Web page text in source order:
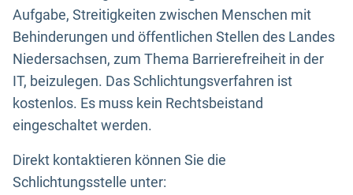
Aufgabe, Streitigkeiten zwischen Menschen mit
Behinderungen und öffentlichen Stellen des Landes
Niedersachsen, zum Thema Barrierefreiheit in der
IT, beizulegen. Das Schlichtungsverfahren ist
kostenlos. Es muss kein Rechtsbeistand
eingeschaltet werden.
Direkt kontaktieren können Sie die
Schlichtungsstelle unter: